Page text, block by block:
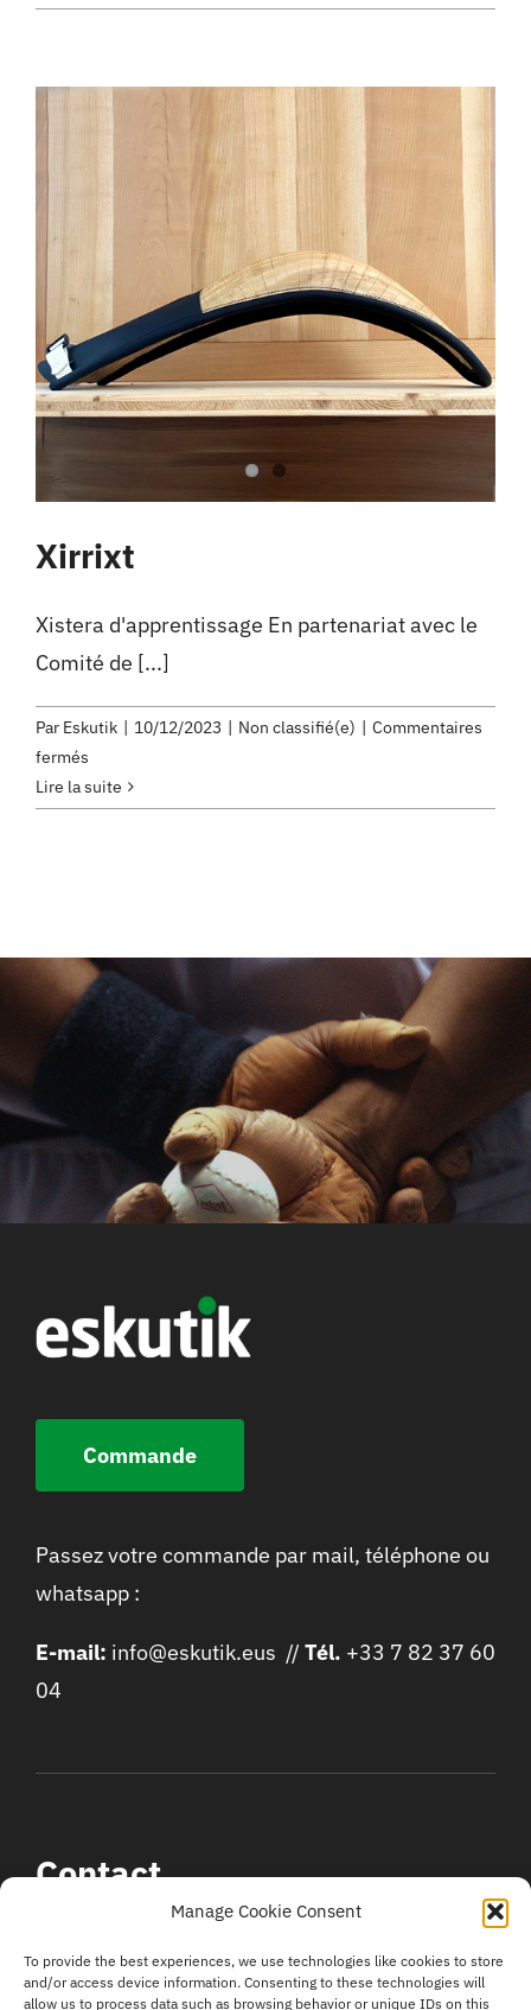
Manage Cookie Consent
To provide the best experiences, we use technologies like cookies to store
and/or access device information. Consenting to these technologies will
allow us to process data such as browsing behavior or unique IDs on this
avec
Xirrixt
Xistera d'apprentissage En partenariat avec le
Comité de [...]
Par Eskutik 10/12/2023 Non classifié(e)
Commentaires
fermés
Xirrixt
Lire la suite
Commande
Passez votre commande par mail, téléphone ou
whatsapp :
E-mail: info@eskutik.eus // Tél. +33 7 82 37 60
04
Contact
Urtxola – 64310 SARA (Lapurdi)